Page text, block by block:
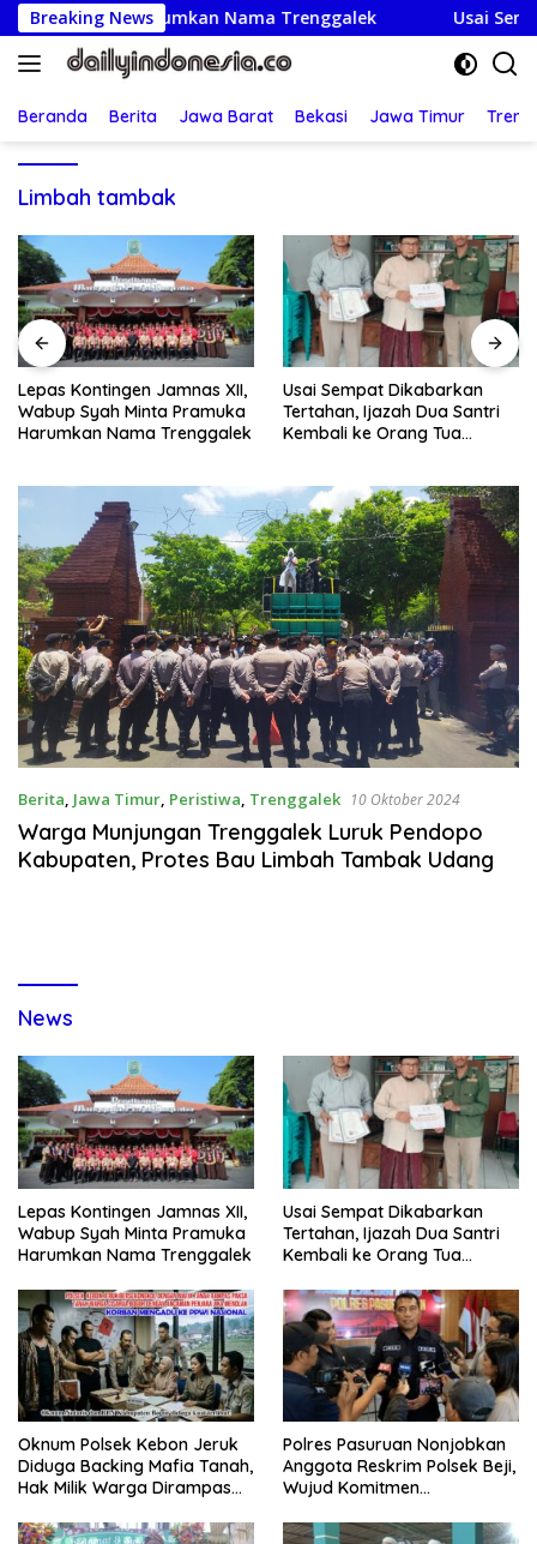
Langsung
ke
konten
Breaking News
Harumkan Nama Trenggalek Usai Sempat
Beranda Berita Jawa Barat Bekasi Jawa Timur
Limbah tambak
Usai Sempat Dikabarkan
Tertahan, Ijazah Dua Santri
Kembali ke Orang Tua
Oknum Polsek Kebon Jeruk
Diduga Backing Mafia Tanah,
Hak Milik Warga Dirampas
Berita, Jawa Timur, Peristiwa, Trenggalek 10 Oktober 2024
Warga Munjungan Trenggalek Luruk Pendopo
Kabupaten, Protes Bau Limbah Tambak Udang
News
Lepas Kontingen Jamnas XII,
Wabup Syah Minta Pramuka
Harumkan Nama Trenggalek
Usai Sempat Dikabarkan
Tertahan, Ijazah Dua Santri
Kembali ke Orang Tua
Oknum Polsek Kebon Jeruk
Diduga Backing Mafia Tanah,
Hak Milik Warga Dirampas
Polres Pasuruan Nonjobkan
Anggota Reskrim Polsek Beji,
Wujud Komitmen
Dugaan Penganiayaan